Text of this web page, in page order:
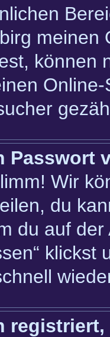
meinen
können
Passwort
Wir
du
du auf
klickst